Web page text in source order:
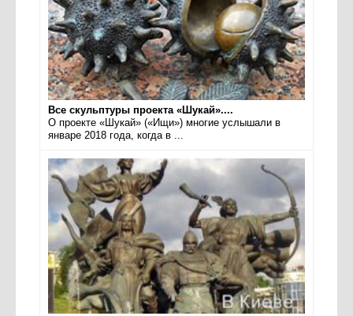
Все скульптуры проекта «Шукай»....
О проекте «Шукай» («Ищи») многие услышали в
январе 2018 года, когда в ...